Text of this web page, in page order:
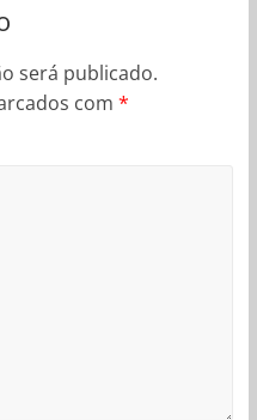
será publicado.
com *